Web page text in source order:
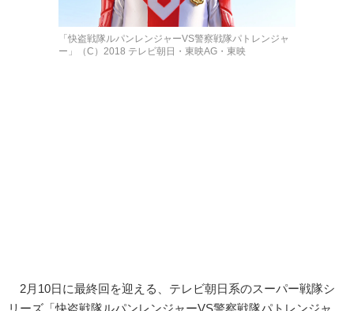
「快盗戦隊ルパンレンジャーVS警察戦隊パトレンジャ
ー」（C）2018 テレビ朝日・東映AG・東映
2月10日に最終回を迎える、テレビ朝日系のスーパー戦隊シ